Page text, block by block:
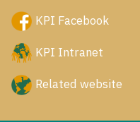
KPI Facebook
KPI Intranet
Related website